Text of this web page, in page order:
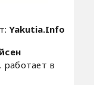
Yakutia.Info
работает в